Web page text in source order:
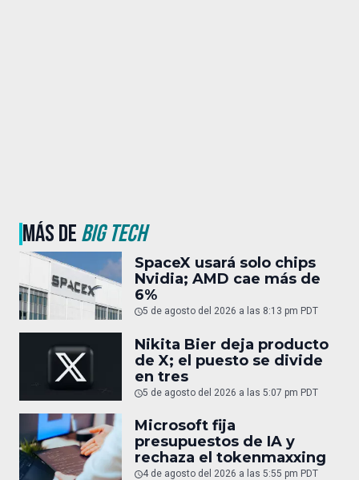
MÁS DEBIG TECH
SpaceX usará solo chips
Nvidia; AMD cae más de
6%
5 de agosto del 2026 a las 8:13 pm PDT
Nikita Bier deja producto
de X; el puesto se divide
en tres
5 de agosto del 2026 a las 5:07 pm PDT
Microsoft fija
presupuestos de IA y
rechaza el tokenmaxxing
4 de agosto del 2026 a las 5:55 pm PDT